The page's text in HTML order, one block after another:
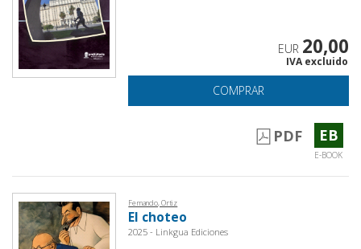
EUR 20,00
IVA excluido
COMPRAR
PDF EB
E-BOOK
Fernando, Ortiz
El choteo
2025 - Linkgua Ediciones